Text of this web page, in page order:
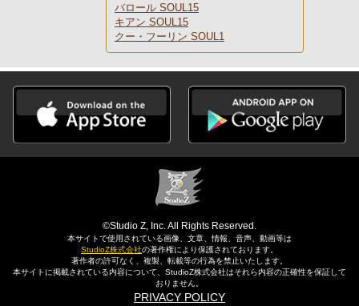
バロール SOUL15
キアン SOUL15
クー・フーリン SOUL1
©Studio Z, Inc. All Rights Reserved.
本サイトで使用されている画像、文章、情報、音声、動画等は
StudioZ株式会社の著作権により保護されております。
著作者の許可なく、複製、転載等の行為を禁止いたします。
本サイトに掲載されている内容について、StudioZ株式会社はそれら内容の正確性を保証して
おりません。
PRIVACY POLICY